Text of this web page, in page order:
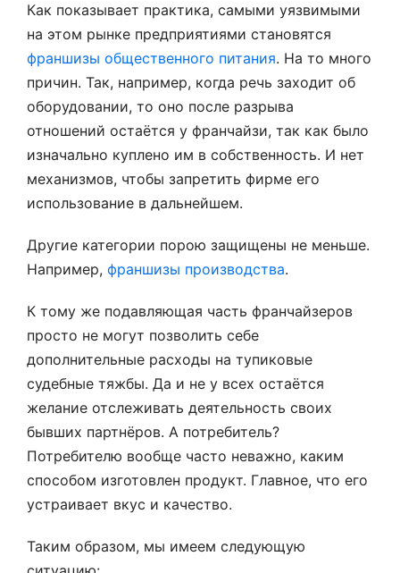
Как показывает практика, самыми уязвимыми
на этом рынке предприятиями становятся
франшизы общественного питания. На то много
причин. Так, например, когда речь заходит об
оборудовании, то оно после разрыва
отношений остаётся у франчайзи, так как было
изначально куплено им в собственность. И нет
механизмов, чтобы запретить фирме его
использование в дальнейшем.
Другие категории порою защищены не меньше.
Например, франшизы производства.
К тому же подавляющая часть франчайзеров
просто не могут позволить себе
дополнительные расходы на тупиковые
судебные тяжбы. Да и не у всех остаётся
желание отслеживать деятельность своих
бывших партнёров. А потребитель?
Потребителю вообще часто неважно, каким
способом изготовлен продукт. Главное, что его
устраивает вкус и качество.
Таким образом, мы имеем следующую